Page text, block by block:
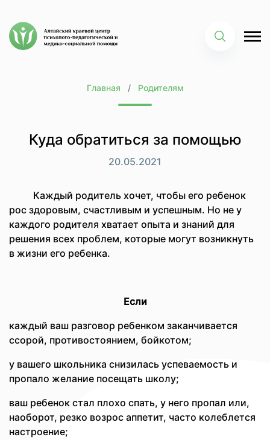
Главная Родителям
Куда обратиться за помощью
20.05.2021
Каждый родитель хочет, чтобы его ребенок
рос здоровым, счастливым и успешным. Но не у
каждого родителя хватает опыта и знаний для
решения всех проблем, которые могут возникнуть
в жизни его ребенка.
Если
каждый ваш разговор ребенком заканчивается
ссорой, противостоянием, бойкотом;
у вашего школьника снизилась успеваемость и
пропало желание посещать школу;
ваш ребенок стал плохо спать, у него пропал или,
наоборот, резко возрос аппетит, часто колеблется
настроение;